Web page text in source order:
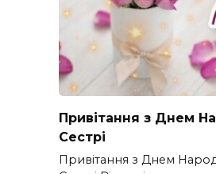
Привітання з Днем
Сестрі
Привітання з Днем